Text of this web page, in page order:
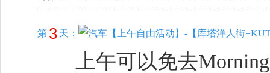
第 3 天： 【上午自由活动】-【库塔洋人街
上午可以免去Morning